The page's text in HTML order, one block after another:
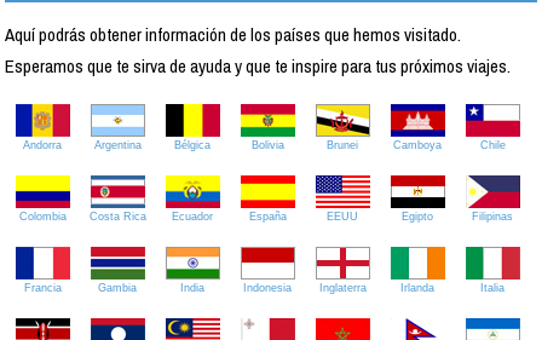
Aquí podrás obtener información de los países que hemos visitado.
Esperamos que te sirva de ayuda y que te inspire para tus próximos viajes.
Andorra Argentina Bélgica Bolivia Brunei Camboya Chile
Colombia Costa Rica Ecuador España EEUU Egipto Filipinas
Francia Gambia India Indonesia Inglaterra Irlanda Italia